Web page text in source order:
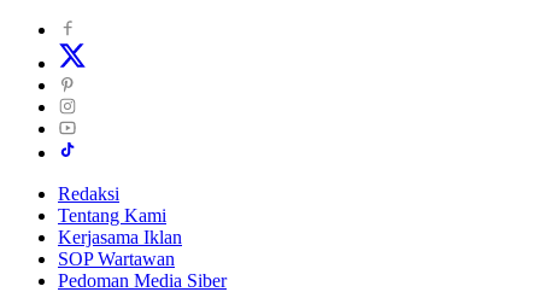
Redaksi
Tentang Kami
Kerjasama Iklan
SOP Wartawan
Pedoman Media Siber